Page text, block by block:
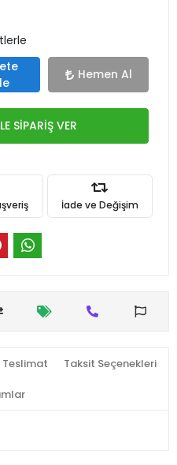
Hemen Al
SİPARİŞ VER
İade ve Değişim
Teslimat Taksit Seçenekleri